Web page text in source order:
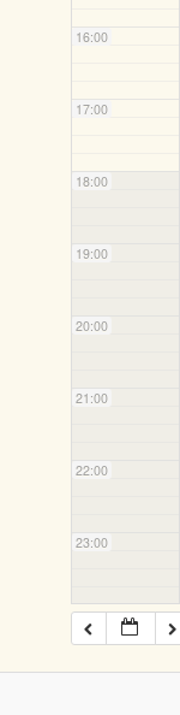
16:00
17:00
18:00
19:00
20:00
21:00
22:00
23:00